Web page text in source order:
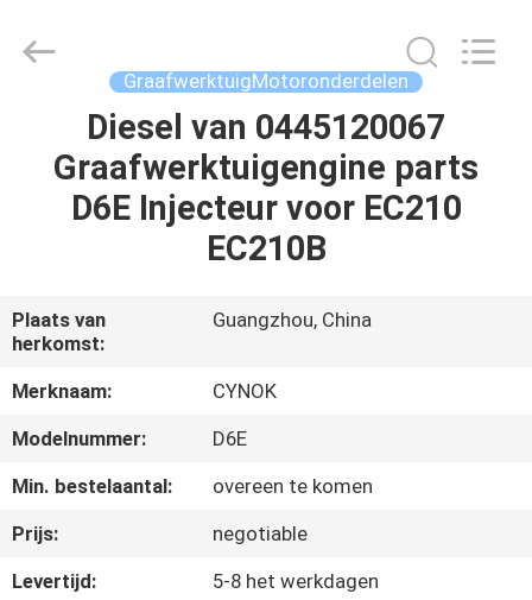
PRODUCTEN
ONS
FABRIEKSREIS
KWALITEITSCONTROLE
CONTACTEER
ONS
Industrial
GraafwerktuigMotoronderdelen
Diesel van 0445120067
Graafwerktuigengine parts
D6E Injecteur voor EC210
EC210B
Plaats van
herkomst:
Guangzhou, China
Merknaam:
CYNOK
Modelnummer:
D6E
Min. bestelaantal:
overeen te komen
Prijs:
negotiable
Levertijd:
5-8 het werkdagen